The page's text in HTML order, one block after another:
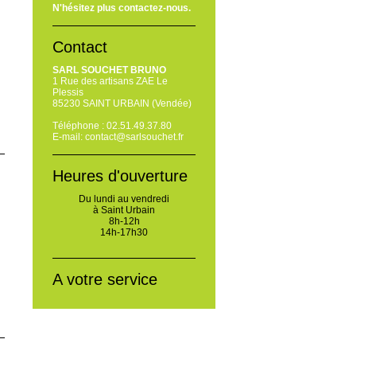
N'hésitez plus contactez-nous.
Contact
SARL SOUCHET BRUNO
1 Rue des artisans ZAE Le
Plessis
85230 SAINT URBAIN (Vendée)
Téléphone : 02.51.49.37.80
E-mail: contact@sarlsouchet.fr
Heures d'ouverture
Du lundi au vendredi
à Saint Urbain
8h-12h
14h-17h30
A votre service